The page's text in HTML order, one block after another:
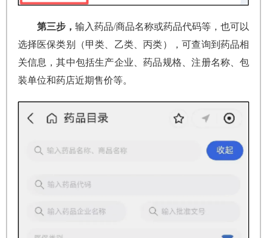
第三步， 输入药品/商品名称或药品代码等，也可以
选择医保类别（甲类、乙类、丙类），可查询到药品相
关信息，其中包括生产企业、药品规格、注册名称、包
装单位和药店近期售价等。